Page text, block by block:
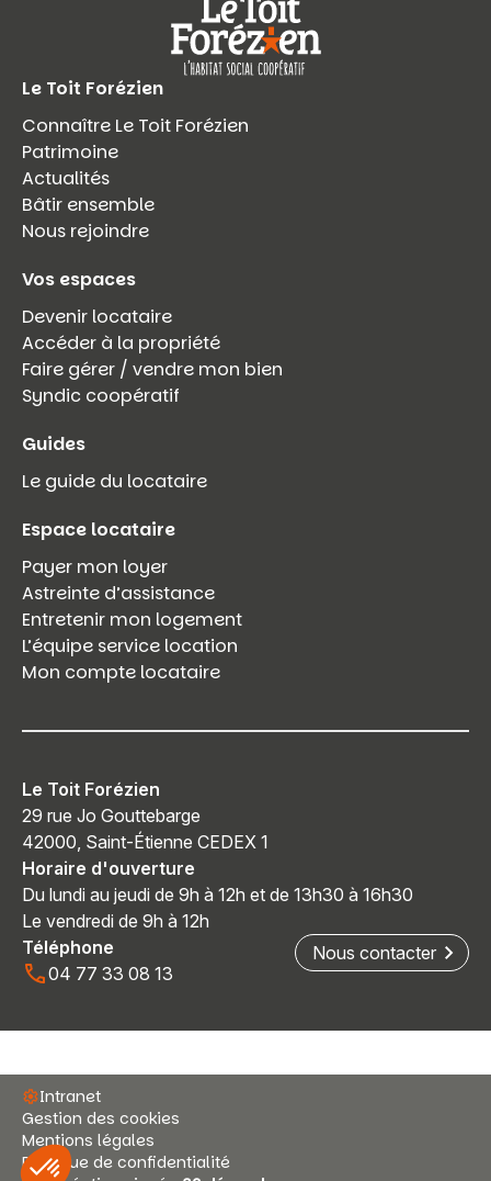
Le Toit Forézien
Connaître Le Toit Forézien
Patrimoine
Actualités
Bâtir ensemble
Nous rejoindre
Vos espaces
Devenir locataire
Accéder à la propriété
Faire gérer / vendre mon bien
Syndic coopératif
Guides
Le guide du locataire
Espace locataire
Payer mon loyer
Astreinte d’assistance
Entretenir mon logement
L’équipe service location
Mon compte locataire
Le Toit Forézien
29 rue Jo Gouttebarge
42000, Saint-Étienne CEDEX 1
Horaire d'ouverture
Du lundi au jeudi de 9h à 12h et de 13h30 à 16h30
Le vendredi de 9h à 12h
Téléphone
04 77 33 08 13
Nous contacter
Intranet
Gestion des cookies
Mentions légales
Politique de confidentialité